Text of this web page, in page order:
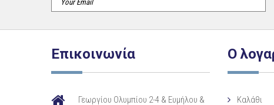
Επικοινωνία
Γεωργίου Ολυμπίου 2-4 & Ευμήλου &
Ο
Καλάθι